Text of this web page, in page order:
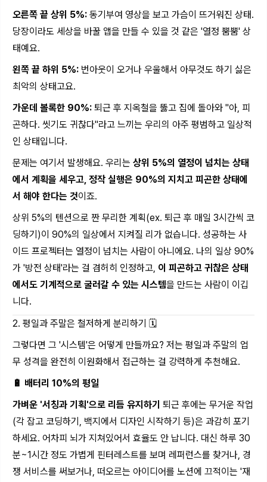
오른쪽 끝 상위 5%: 동기부여 영상을 보고 가슴이 뜨거워진 상태.
당장이라도 세상을 바꿀 앱을 만들 수 있을 것 같은 '열정 뿜뿜' 상
태예요.
왼쪽 끝 하위 5%: 번아웃이 오거나 우울해서 아무것도 하기 싫은
최악의 상태고요.
가운데 볼록한 90%: 퇴근 후 지옥철을 뚫고 집에 돌아와 "아, 피
곤하다. 씻기도 귀찮다"라고 느끼는 우리의 아주 평범하고 일상적
인 상태입니다.
문제는 여기서 발생해요. 우리는 상위 5%의 열정이 넘치는 상태
에서 계획을 세우고, 정작 실행은 90%의 지치고 피곤한 상태에
서 해야 한다는 것이죠.
상위 5%의 텐션으로 짠 무리한 계획(ex. 퇴근 후 매일 3시간씩 코
딩하기)이 90%의 일상에서 지켜질 리가 없습니다. 성공하는 사
이드 프로젝터는 열정이 넘치는 사람이 아니에요. 나의 일상 90%
가 '방전 상태'라는 걸 겸허히 인정하고, 이 피곤하고 귀찮은 상태
에서도 기계적으로 굴러갈 수 있는 시스템을 만드는 사람이 이깁
니다.
2. 평일과 주말은 철저하게 분리하기 🗓️
그렇다면 그 '시스템'은 어떻게 만들까요? 저는 평일과 주말의 업
무 성격을 완전히 이원화해서 접근하는 걸 강력하게 추천해요.
🔋 배터리 10%의 평일
가벼운 '서칭과 기획'으로 리듬 유지하기 퇴근 후에는 무거운 작업
(각 잡고 코딩하기, 백지에서 디자인 시작하기 등)은 과감히 포기
하세요. 어차피 뇌가 지쳐있어서 효율도 안 납니다. 대신 하루 30
분~1시간 정도 가볍게 핀터레스트를 보며 레퍼런스를 찾거나, 경
쟁 서비스를 써보거나, 떠오르는 아이디어를 노션에 끄적이는 '재